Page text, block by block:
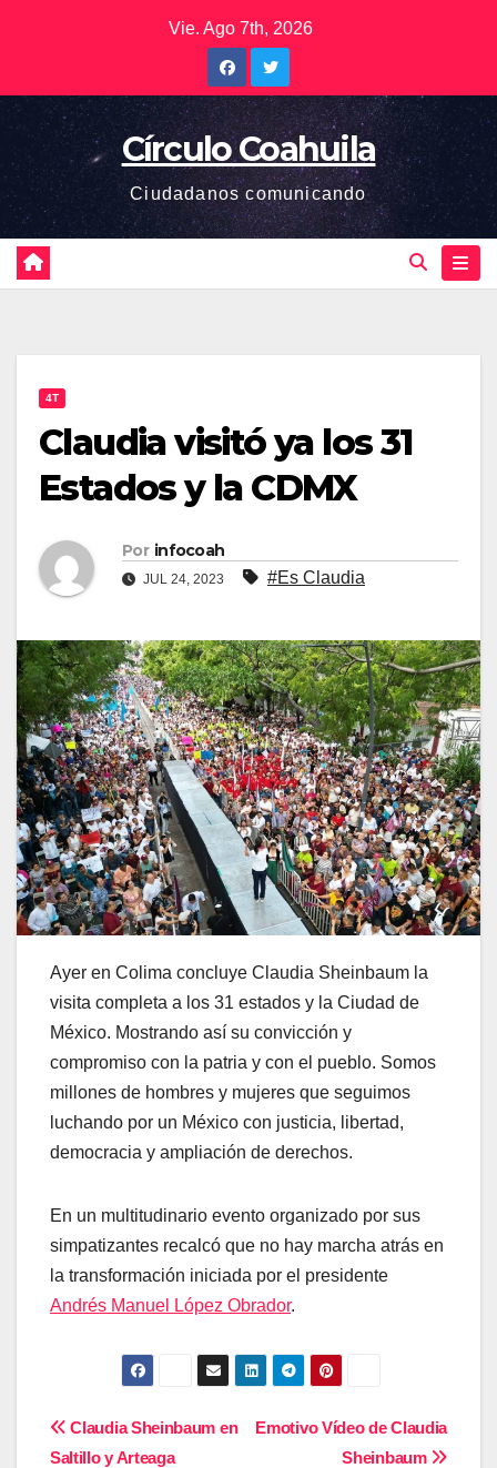
Vie. Ago 7th, 2026
Círculo Coahuila
Ciudadanos comunicando
4T
Claudia visitó ya los 31
Estados y la CDMX
Por infocoah
JUL 24, 2023 #Es Claudia
Ayer en Colima concluye Claudia Sheinbaum la
visita completa a los 31 estados y la Ciudad de
México. Mostrando así su convicción y
compromiso con la patria y con el pueblo. Somos
millones de hombres y mujeres que seguimos
luchando por un México con justicia, libertad,
democracia y ampliación de derechos.
En un multitudinario evento organizado por sus
simpatizantes recalcó que no hay marcha atrás en
la transformación iniciada por el presidente
Andrés Manuel López Obrador.
Navegación
Emotivo Vídeo de Claudia
Sheinbaum
Claudia Sheinbaum en
Saltillo y Arteaga